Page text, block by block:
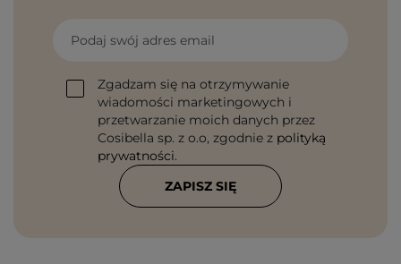
Podaj swój adres email
Zgadzam się na otrzymywanie
wiadomości marketingowych i
przetwarzanie moich danych przez
Cosibella sp. z o.o, zgodnie z polityką
prywatności.
ZAPISZ SIĘ